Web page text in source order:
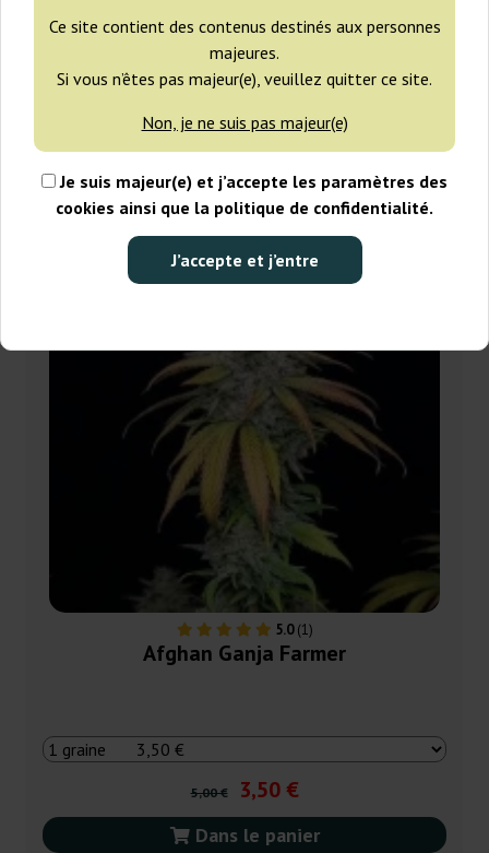
Ce site contient des contenus destinés aux personnes
majeures.
Si vous n’êtes pas majeur(e), veuillez quitter ce site.
Non, je ne suis pas majeur(e)
Je suis majeur(e) et j’accepte les paramètres des
cookies ainsi que la politique de confidentialité.
J’accepte et j’entre
Tri
5.0(1)
-30%
Afghan Ganja Farmer
5,00 € 3,50 €
Dans le panier